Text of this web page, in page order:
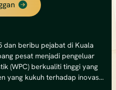
dan beribu pejabat di Kuala
pesat menjadi pengeluar
(WPC) berkualiti tinggi yang
yang kukuh terhadap inovasi